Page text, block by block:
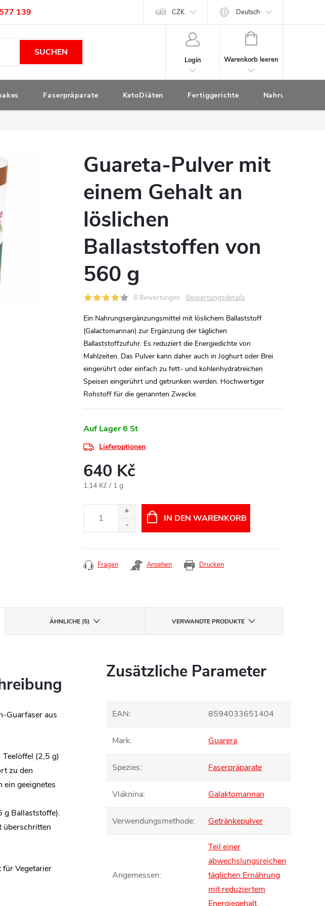
139 CZK Deutsch
SUCHEN
Login
WARENKORB
Warenkorb leeren
Faserpräparate KetoDiäten Fertiggerichte
Guareta-Pulver mit
einem Gehalt an
löslichen
Ballaststoffen von
560 g
6 Bewertungen Bewertungsdetails
Ein Nahrungsergänzungsmittel mit löslichem Ballaststoff
(Galactomannan) zur Ergänzung der täglichen
Ballaststoffzufuhr. Es reduziert die Energiedichte von
Mahlzeiten. Das Pulver kann daher auch in Joghurt oder Brei
eingerührt oder einfach zu fett- und kohlenhydratreichen
Speisen eingerührt und getrunken werden. Hochwertiger
Rohstoff für die genannten Zwecke.
Auf Lager6 St
Lieferoptionen
640 Kč
Verkaufspreis:
1,14 Kč / 1 g
IN DEN WARENKORB
Drucken
Fragen Ansehen
ÄHNLICHE (5) VERWANDTE PRODUKTE
Guarfaser aus
(2,5 g)
zu den
ein geeignetes
g Ballaststoffe).
überschritten
Vegetarier
Zusätzliche Parameter
EAN: 8594033651404
Mark: Guarera
Spezies: Faserpräparate
Vláknina: Galaktomannan
Verwendungsmethode: Getränkepulver
Angemessen:
Teil einer
abwechslungsreichen
täglichen Ernährung
mit reduziertem
Energiegehalt